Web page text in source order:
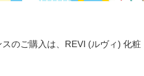
のご購入は、REVI (ルヴィ) 化粧